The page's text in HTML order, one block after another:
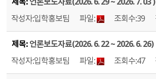
입학홍보팀
39
언론보도자료(2026. 6. 22 ~ 2026. 6. 26)
입학홍보팀
47